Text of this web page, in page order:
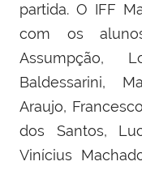
partida. O IFF
com os
Assumpção,
Baldessarini,
Araujo,
dos Santos,
Vinícius